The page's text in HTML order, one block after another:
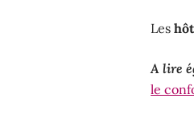
Les
A lire
le